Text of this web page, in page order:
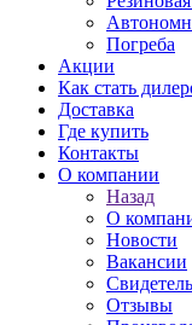
Погреба
Акции
Как стать
Доставка
Где купить
Контакты
О компании
Назад
О
Новости
Вакансии
Отзывы